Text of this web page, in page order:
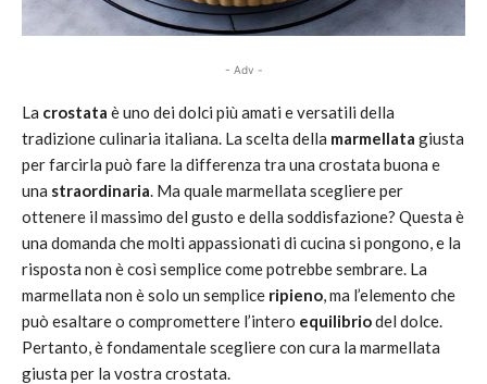
- Adv -
La crostata è uno dei dolci più amati e versatili della
tradizione culinaria italiana. La scelta della marmellata giusta
per farcirla può fare la differenza tra una crostata buona e
una straordinaria. Ma quale marmellata scegliere per
ottenere il massimo del gusto e della soddisfazione? Questa è
una domanda che molti appassionati di cucina si pongono, e la
risposta non è così semplice come potrebbe sembrare. La
marmellata non è solo un semplice ripieno, ma l’elemento che
può esaltare o compromettere l’intero equilibriodel dolce.
Pertanto, è fondamentale scegliere con cura la marmellata
giusta per la vostra crostata.